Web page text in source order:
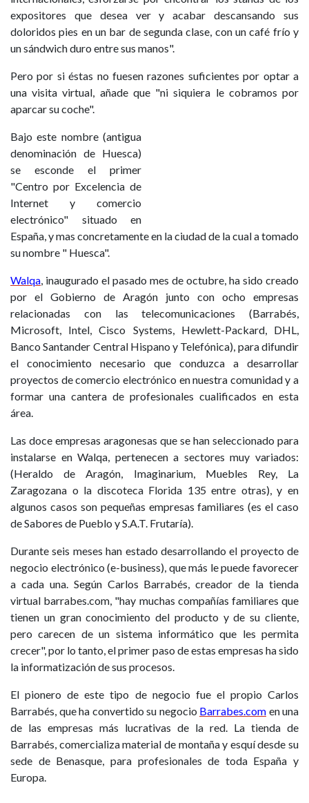
expositores que desea ver y acabar descansando sus
doloridos pies en un bar de segunda clase, con un café frío y
un sándwich duro entre sus manos".
Pero por si éstas no fuesen razones suficientes por optar a
una visita virtual, añade que "ni siquiera le cobramos por
aparcar su coche".
Bajo este nombre (antigua
denominación de Huesca)
se esconde el primer
"Centro por Excelencia de
Internet y comercio
electrónico" situado en
España, y mas concretamente en la ciudad de la cual a tomado
su nombre " Huesca".
Walqa, inaugurado el pasado mes de octubre, ha sido creado
por el Gobierno de Aragón junto con ocho empresas
relacionadas con las telecomunicaciones (Barrabés,
Microsoft, Intel, Cisco Systems, Hewlett-Packard, DHL,
Banco Santander Central Hispano y Telefónica), para difundir
el conocimiento necesario que conduzca a desarrollar
proyectos de comercio electrónico en nuestra comunidad y a
formar una cantera de profesionales cualificados en esta
área.
Las doce empresas aragonesas que se han seleccionado para
instalarse en Walqa, pertenecen a sectores muy variados:
(Heraldo de Aragón, Imaginarium, Muebles Rey, La
Zaragozana o la discoteca Florida 135 entre otras), y en
algunos casos son pequeñas empresas familiares (es el caso
de Sabores de Pueblo y S.A.T. Frutaría).
Durante seis meses han estado desarrollando el proyecto de
negocio electrónico (e-business), que más le puede favorecer
a cada una. Según Carlos Barrabés, creador de la tienda
virtual barrabes.com, "hay muchas compañías familiares que
tienen un gran conocimiento del producto y de su cliente,
pero carecen de un sistema informático que les permita
crecer", por lo tanto, el primer paso de estas empresas ha sido
la informatización de sus procesos.
El pionero de este tipo de negocio fue el propio Carlos
Barrabés, que ha convertido su negocio Barrabes.com en una
de las empresas más lucrativas de la red. La tienda de
Barrabés, comercializa material de montaña y esquí desde su
sede de Benasque, para profesionales de toda España y
Europa.